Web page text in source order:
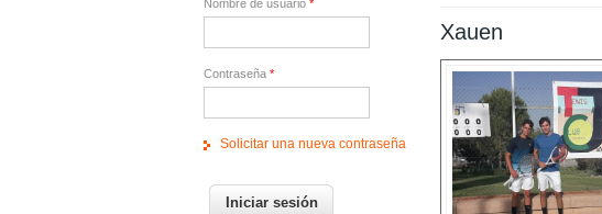
Xauen
Nombre de usuario*
Contraseña*
Solicitar una nueva contraseña